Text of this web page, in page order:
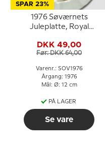
SPAR 23%
1976 Søværnets
Juleplatte, Royal
DKK 49,00
Før: DKK 64,00
Varenr.: SOV1976
Årgang: 1976
Mål: Ø: 12 cm
PÅ LAGER
Se vare